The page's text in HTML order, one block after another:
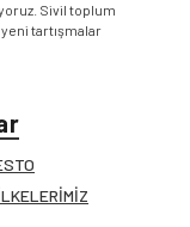
Sivil toplum
tartışmalar